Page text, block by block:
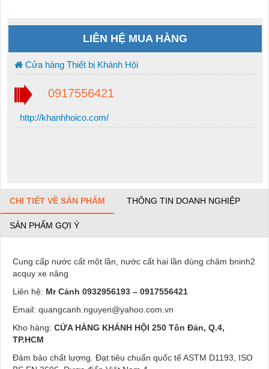
LIÊN HỆ MUA HÀNG
Cửa hàng Thiết bị Khánh Hội
0917556421
http://khanhhoico.com/
CHI TIẾT VỀ SẢN PHẨM THÔNG TIN DOANH NGHIỆP
SẢN PHẨM GỢI Ý
Cung cấp nước cất một lần, nước cất hai lần dùng châm bninh2
acquy xe nâng
Liên hệ: Mr Cảnh 0932956193 – 0917556421
Email: quangcanh.nguyen@yahoo.com.vn
Kho hàng: CỬA HÀNG KHÁNH HỘI 250 Tôn Đản, Q.4,
TP.HCM
Đảm bảo chất lượng. Đạt tiêu chuẩn quốc tế ASTM D1193, ISO